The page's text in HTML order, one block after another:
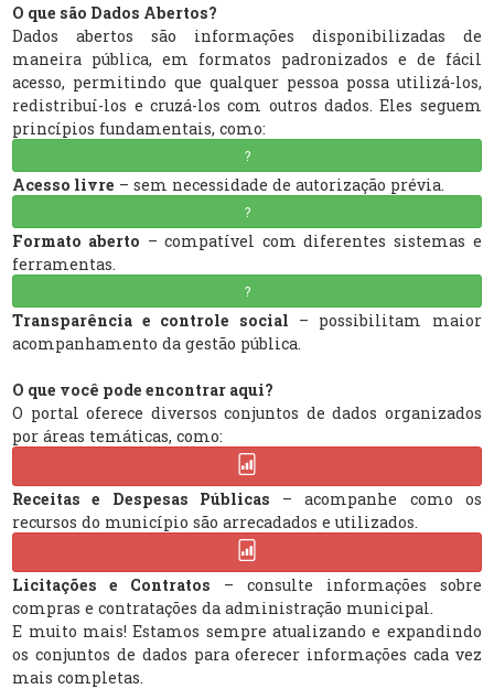
O que são Dados Abertos?
Dados abertos são informações disponibilizadas de
maneira pública, em formatos padronizados e de fácil
acesso, permitindo que qualquer pessoa possa utilizá-los,
redistribuí-los e cruzá-los com outros dados. Eles seguem
princípios fundamentais, como:
?
Acesso livre – sem necessidade de autorização prévia.
?
Formato aberto – compatível com diferentes sistemas e
ferramentas.
?
Transparência e controle social – possibilitam maior
acompanhamento da gestão pública.
O que você pode encontrar aqui?
O portal oferece diversos conjuntos de dados organizados
por áreas temáticas, como:
Receitas e Despesas Públicas – acompanhe como os
recursos do município são arrecadados e utilizados.
Licitações e Contratos – consulte informações sobre
compras e contratações da administração municipal.
E muito mais! Estamos sempre atualizando e expandindo
os conjuntos de dados para oferecer informações cada vez
mais completas.